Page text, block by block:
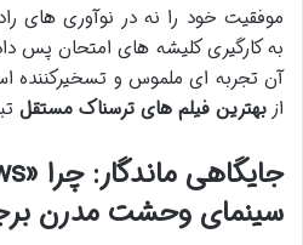
موفقیت خود را نه در نوآوری های
به کارگیری کلیشه های امتحان پس
آن تجربه ای ملموس و تسخیرکننده
ازبهترین فیلم های ترسناک مستقل
سینمای وحشت مدرن